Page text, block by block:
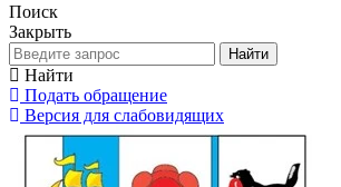
Поиск
Закрыть
Найти
Найти
Подать обращение
Версия для слабовидящих